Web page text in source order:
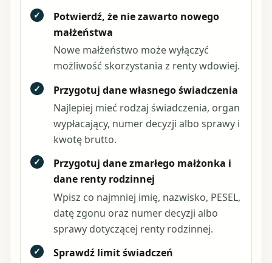
✓
Potwierdź, że nie zawarto nowego
małżeństwa
Nowe małżeństwo może wyłączyć
możliwość skorzystania z renty wdowiej.
✓
Przygotuj dane własnego świadczenia
Najlepiej mieć rodzaj świadczenia, organ
wypłacający, numer decyzji albo sprawy i
kwotę brutto.
✓
Przygotuj dane zmarłego małżonka i
dane renty rodzinnej
Wpisz co najmniej imię, nazwisko, PESEL,
datę zgonu oraz numer decyzji albo
sprawy dotyczącej renty rodzinnej.
✓
Sprawdź limit świadczeń